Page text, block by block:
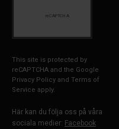
This site is protected by
reCAPTCHA and the Google
Privacy Policy and Terms of
Service apply.
Här kan du följa oss på våra
sociala medier: Facebook